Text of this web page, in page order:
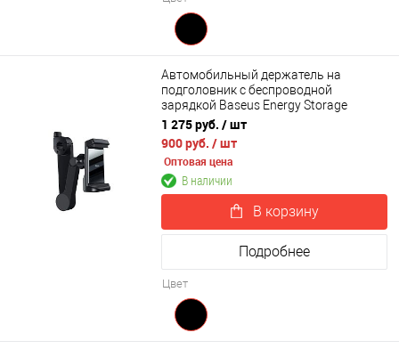
Автомобильный держатель на
подголовник с беспроводной
зарядкой Baseus Energy Storage
Backseat Holder Wireless Charger
(WXHZ-01)
1 275 руб. / шт
900 руб. / шт
Оптовая цена
В наличии
В корзину
Подробнее
Цвет